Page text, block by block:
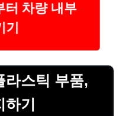
차량 내부
기
라스틱 부품,
하기